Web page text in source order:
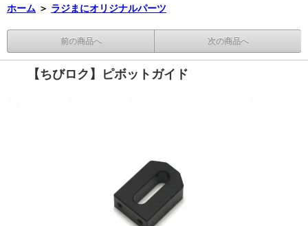
ホーム ＞ ラジまにオリジナルパーツ
前の商品へ 次の商品へ
【ちびロク】ピボットガイド